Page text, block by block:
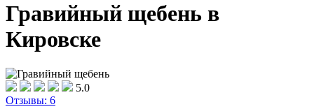
Гравийный щебень в
Кировске
5.0
Отзывы: 6